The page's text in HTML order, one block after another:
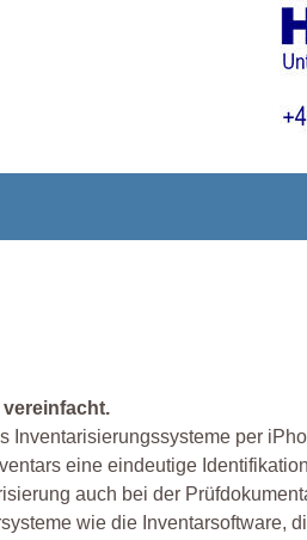
Inventarisierungssysteme per
eine eindeutige
auch bei der
wie die Inventarsoftware,